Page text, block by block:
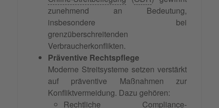
zunehmend an Bedeutung,
insbesondere bei
grenzüberschreitenden
Verbraucherkonflikten.
Präventive Rechtspflege
Moderne Streitsysteme setzen verstärkt
auf präventive Maßnahmen zur
Konfliktvermeidung. Dazu gehören:
Rechtliche Compliance-